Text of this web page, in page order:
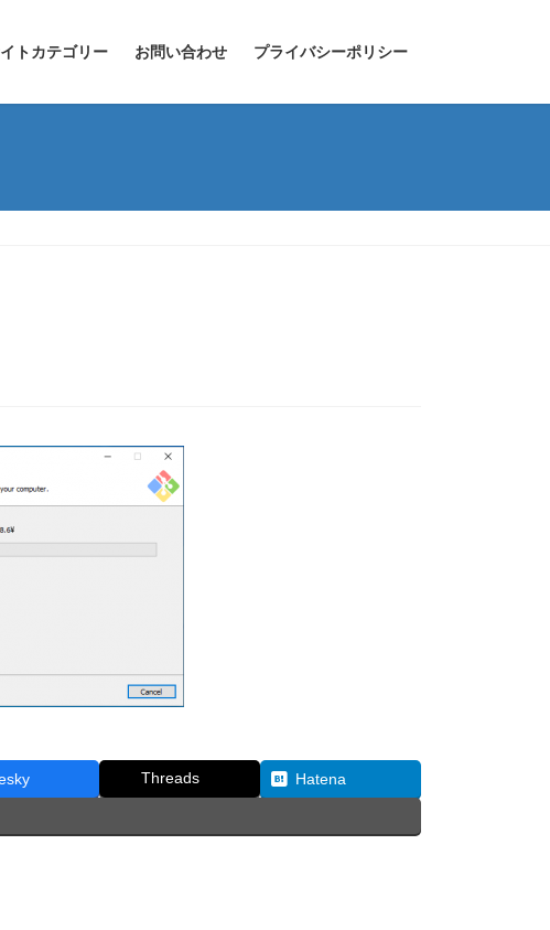
トカテゴリー お問い合わせ プライバシーポリシー
Threads Hatena